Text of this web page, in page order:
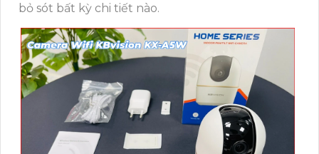
bỏ sót bất kỳ chi tiết nào.